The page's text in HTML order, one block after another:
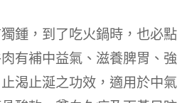
鍾，到了吃火鍋時，也必點
有補中益氣、滋養脾胃、強
渴止涎之功效，適用於中氣